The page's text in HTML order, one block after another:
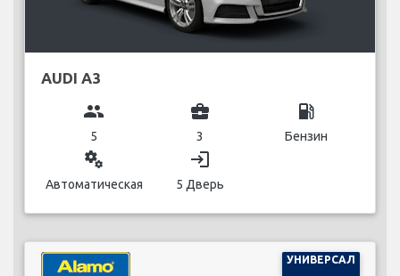
AUDI A3
group
5
business_center
3
local_gas_station
Бензин
miscellaneous_services
Автоматическая
login
5 Дверь
УНИВЕРСАЛ